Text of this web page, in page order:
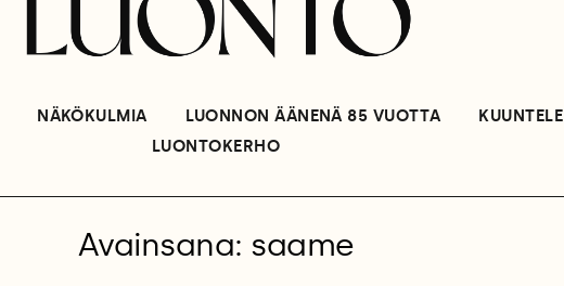
NÄKÖKULMIA LUONNON ÄÄNENÄ 85 VUOTTA KUUNTELE
LUONTOKERHO
Avainsana: saame